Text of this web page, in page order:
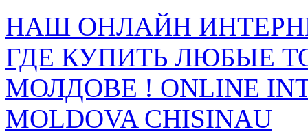
НАШ ОНЛАЙН
ГДЕ КУПИТЬ ЛЮБЫЕ
МОЛДОВЕ ! ONLINE
MOLDOVA CHISINAU